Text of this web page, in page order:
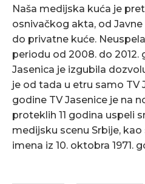
Naša medijska kuća je
osnivačkog akta, od
do privatne kuće.
periodu od 2008. do 2012.
Jasenica je izgubila
je od tada u etru samo TV
godine TV Jasenice je na
proteklih 11 godina uspeli
medijsku scenu Srbije,
imena iz 10. oktobra 1971.